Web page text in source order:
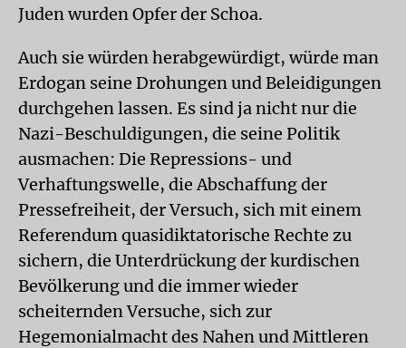
Juden wurden Opfer der Schoa.
Auch sie würden herabgewürdigt, würde man
Erdogan seine Drohungen und Beleidigungen
durchgehen lassen. Es sind ja nicht nur die
Nazi-Beschuldigungen, die seine Politik
ausmachen: Die Repressions- und
Verhaftungswelle, die Abschaffung der
Pressefreiheit, der Versuch, sich mit einem
Referendum quasidiktatorische Rechte zu
sichern, die Unterdrückung der kurdischen
Bevölkerung und die immer wieder
scheiternden Versuche, sich zur
Hegemonialmacht des Nahen und Mittleren